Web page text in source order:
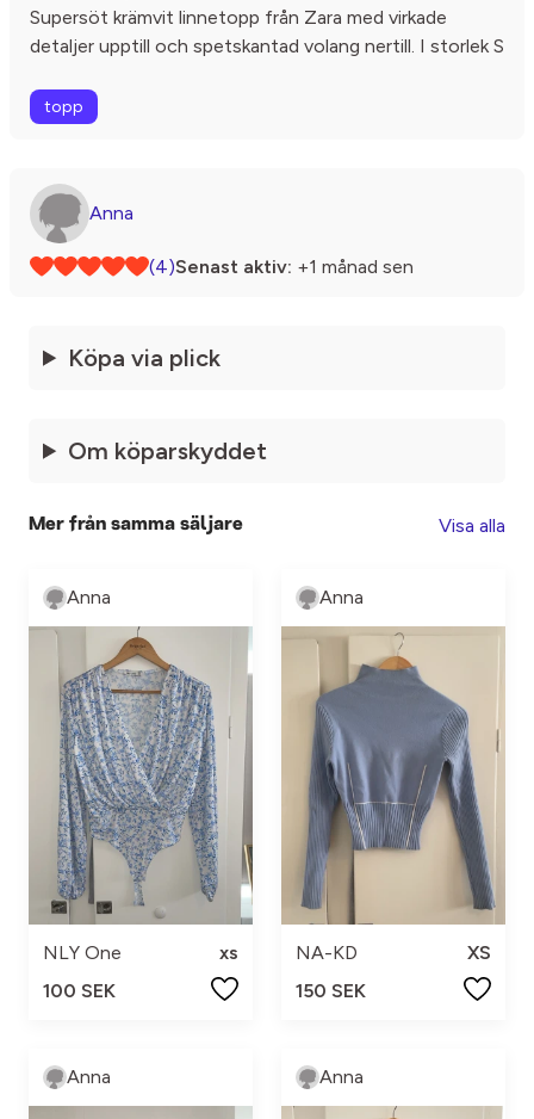
Supersöt krämvit linnetopp från Zara med virkade
detaljer upptill och spetskantad volang nertill. I storlek S
topp
Anna
(4)Senast aktiv: +1 månad sen
Köpa via plick
Om köparskyddet
Mer från samma säljare Visa alla
Anna
NLY One
xs
100 SEK
Anna
NA-KD
XS
150 SEK
Anna Anna